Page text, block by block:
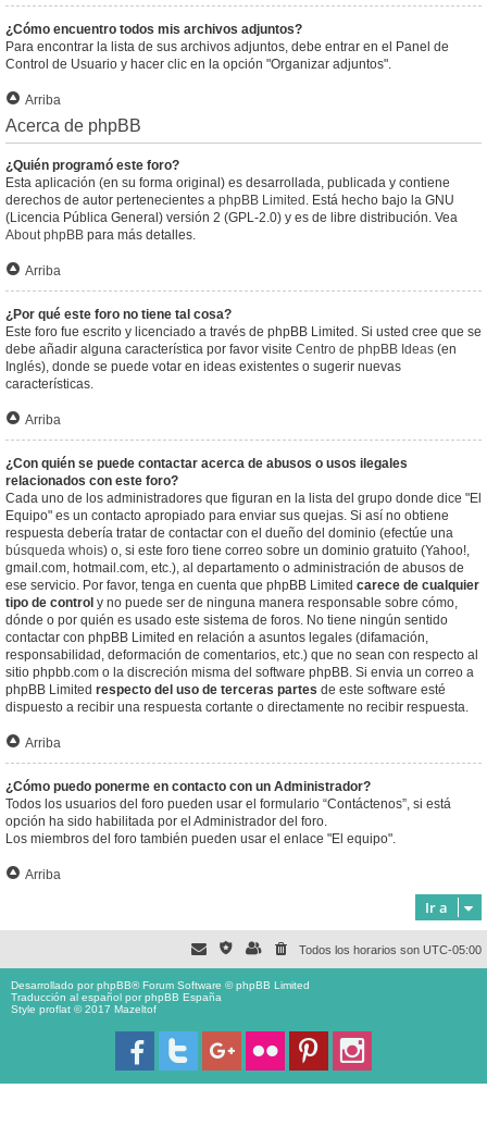
¿Cómo encuentro todos mis archivos adjuntos?
Para encontrar la lista de sus archivos adjuntos, debe entrar en el Panel de
Control de Usuario y hacer clic en la opción "Organizar adjuntos".
Arriba
Acerca de phpBB
¿Quién programó este foro?
Esta aplicación (en su forma original) es desarrollada, publicada y contiene
derechos de autor pertenecientes a phpBB Limited . Está hecho bajo la GNU
(Licencia Pública General) versión 2 (GPL-2.0) y es de libre distribución. Vea
About phpBB para más detalles.
Arriba
¿Por qué este foro no tiene tal cosa?
Este foro fue escrito y licenciado a través de phpBB Limited. Si usted cree que se
debe añadir alguna característica por favor visite Centro de phpBB Ideas (en
Inglés), donde se puede votar en ideas existentes o sugerir nuevas
características.
Arriba
¿Con quién se puede contactar acerca de abusos o usos ilegales
relacionados con este foro?
Cada uno de los administradores que figuran en la lista del grupo donde dice "El
Equipo" es un contacto apropiado para enviar sus quejas. Si así no obtiene
respuesta debería tratar de contactar con el dueño del dominio (efectúe una
búsqueda whois) o, si este foro tiene correo sobre un dominio gratuito (Yahoo!,
gmail.com, hotmail.com, etc.), al departamento o administración de abusos de
ese servicio. Por favor, tenga en cuenta que phpBB Limited carece de cualquier
tipo de control y no puede ser de ninguna manera responsable sobre cómo,
dónde o por quién es usado este sistema de foros. No tiene ningún sentido
contactar con phpBB Limited en relación a asuntos legales (difamación,
responsabilidad, deformación de comentarios, etc.) que no sean con respecto al
sitio phpbb.com o la discreción misma del software phpBB. Si envia un correo a
phpBB Limited respecto del uso de terceras partes de este software esté
dispuesto a recibir una respuesta cortante o directamente no recibir respuesta.
Arriba
¿Cómo puedo ponerme en contacto con un Administrador?
Todos los usuarios del foro pueden usar el formulario “Contáctenos”, si está
opción ha sido habilitada por el Administrador del foro.
Los miembros del foro también pueden usar el enlace "El equipo".
Arriba
Ir a
Todos los horarios son UTC-05:00
Desarrollado porphpBB® Forum Software © phpBB Limited
Traducción al español porphpBB España
Style proflat © 2017 Mazeltof